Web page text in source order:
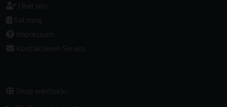
Über uns
Satzung
Impressum
Kontaktieren Sie uns
Shop wechseln: